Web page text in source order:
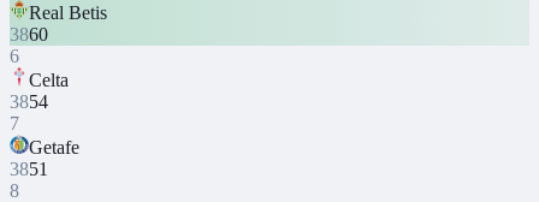
Real Betis
3860
6
Celta
3854
7
Getafe
3851
8